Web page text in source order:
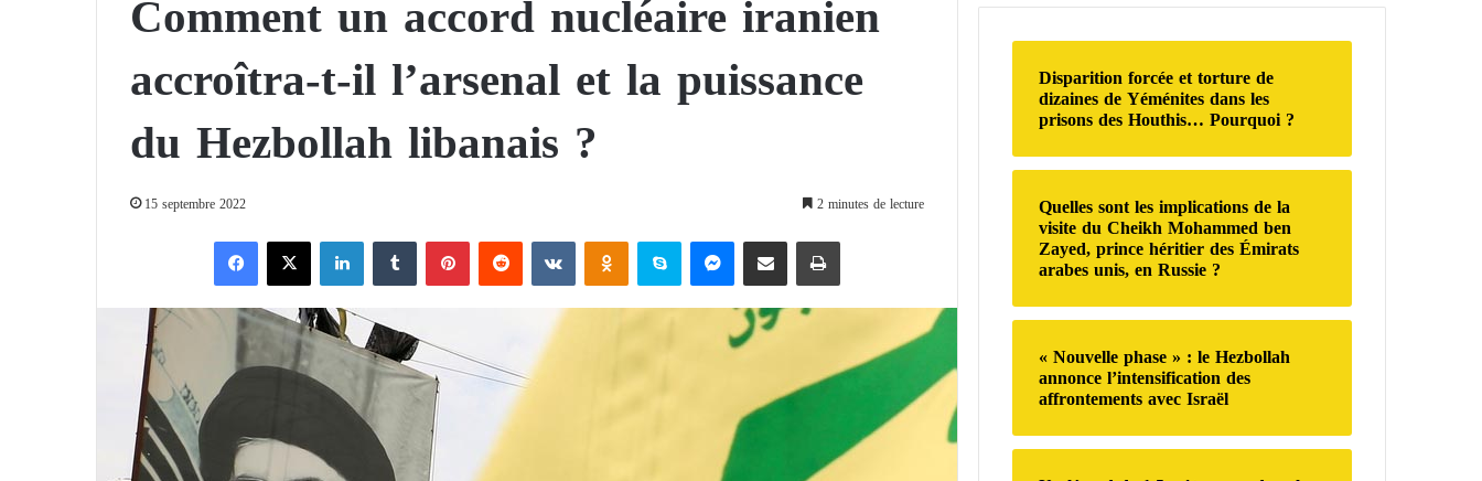
accroîtra-t-il l’arsenal et la puissance
du Hezbollah libanais ?
15 septembre 2022 2 minutes de lecture
X
c
h
e
r
:
Disparition forcée et torture de
dizaines de Yéménites dans les
prisons des Houthis… Pourquoi ?
Quelles sont les implications de la
visite du Cheikh Mohammed ben
Zayed, prince héritier des Émirats
arabes unis, en Russie ?
« Nouvelle phase » : le Hezbollah
annonce l’intensification des
affrontements avec Israël